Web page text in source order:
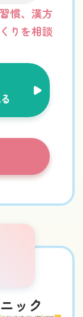
慣、漢方
りを相談
ック